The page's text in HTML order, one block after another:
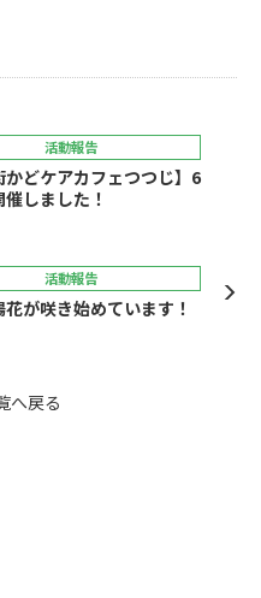
活動報告
かどケアカフェつつじ】6
しました！
活動報告
花が咲き始めています！
へ戻る